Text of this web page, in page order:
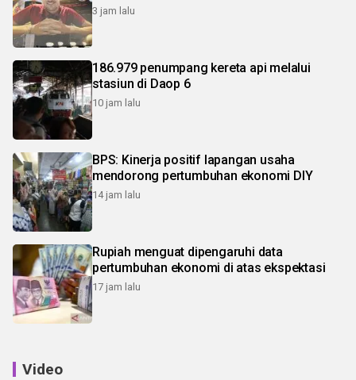
3 jam lalu
186.979 penumpang kereta api melalui
stasiun di Daop 6
10 jam lalu
BPS: Kinerja positif lapangan usaha
mendorong pertumbuhan ekonomi DIY
14 jam lalu
Rupiah menguat dipengaruhi data
pertumbuhan ekonomi di atas ekspektasi
17 jam lalu
Video